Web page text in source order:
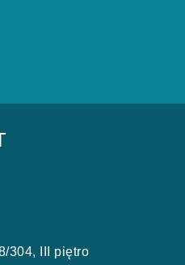
304, III piętro